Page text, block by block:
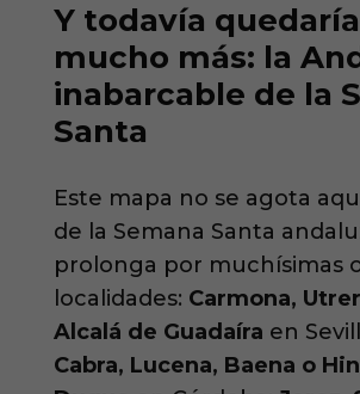
Y todavía quedaría
mucho más: la
inabarcable de la
Santa
Este mapa no se agota
de la Semana Santa
prolonga por muchísimas
localidades: Carmona,
Alcalá de Guadaíra en
Cabra, Lucena, Baena o